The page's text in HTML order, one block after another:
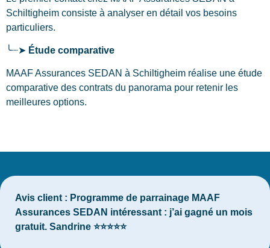
Schiltigheim consiste à analyser en détail vos besoins
particuliers.
╰┈➤ Étude comparative
MAAF Assurances SEDAN à Schiltigheim réalise une étude
comparative des contrats du panorama pour retenir les
meilleures options.
Avis client : Programme de parrainage MAAF
Assurances SEDAN intéressant : j’ai gagné un mois
gratuit. Sandrine ⭐⭐⭐⭐⭐